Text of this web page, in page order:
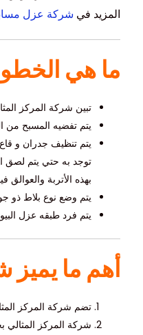
المزيد في شركة عزل
ما هي
تبين شركة المركز
يتم تفضيه المسبح من
يتم تنظيف جدران و
توجد به حتي يتم لصق
بهذه الأتربة
يتم وضع نوع بلاط ذو
يتم فرد طبقه عزل
أهم ما يميز
تضم شركة المركز
شركة المركز